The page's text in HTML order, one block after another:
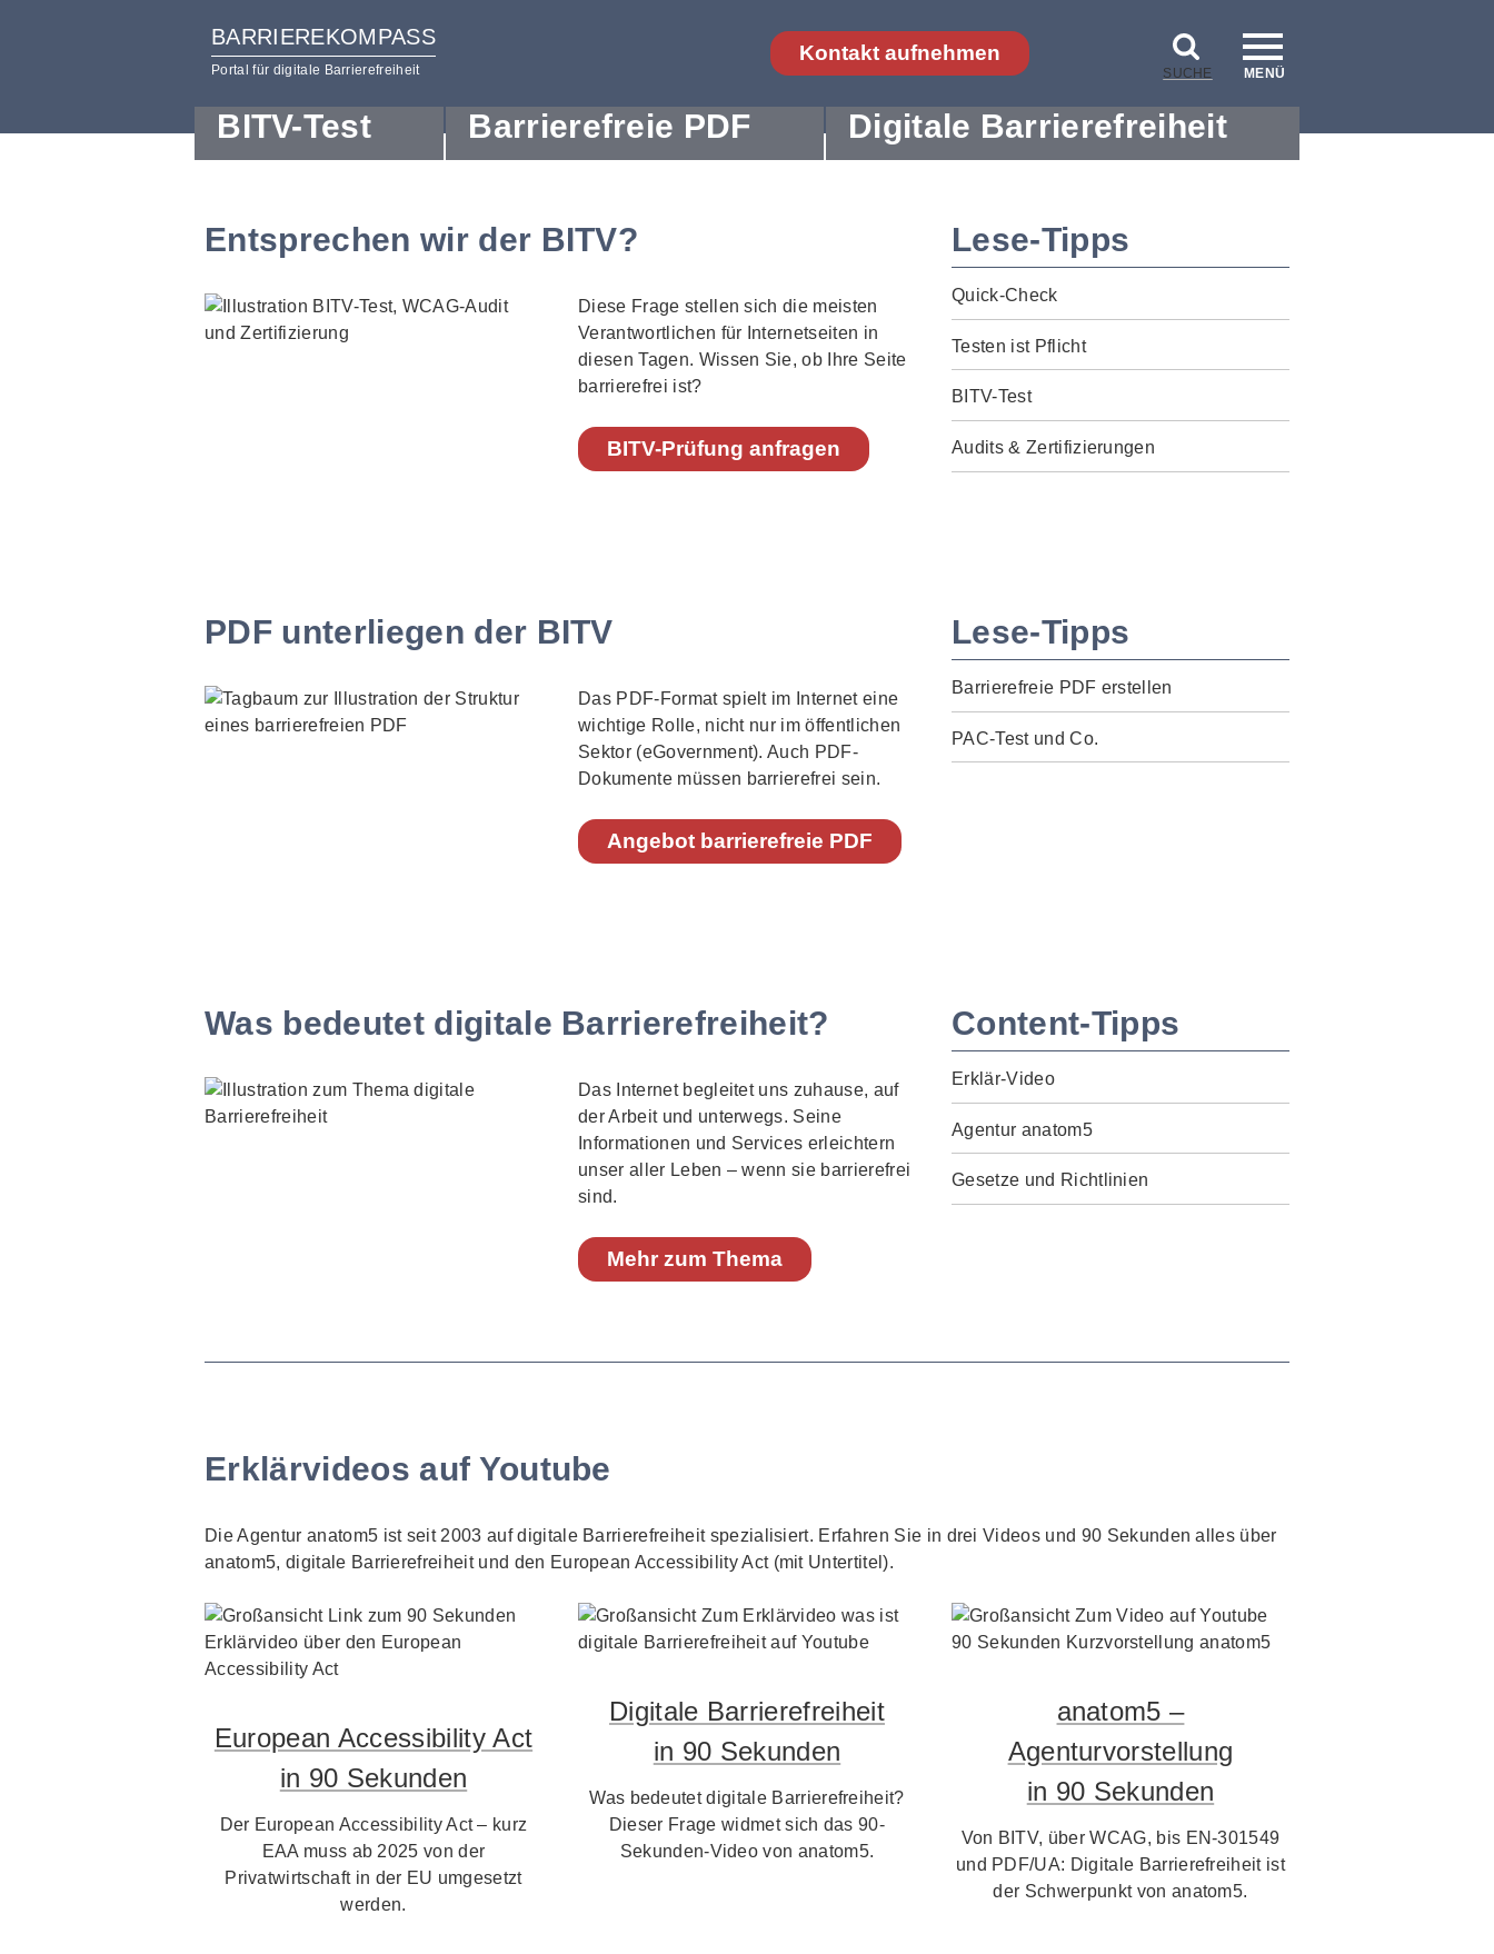
BARRIEREKOMPASS
Portal für digitale Barrierefreiheit
Kontakt aufnehmen
SUCHE MENÜ
BITV-Test Barrierefreie PDF Digitale Barrierefreiheit
Entsprechen wir der BITV?
Diese Frage stellen sich die meisten
Verantwortlichen für Internetseiten in
diesen Tagen. Wissen Sie, ob Ihre Seite
barrierefrei ist?
BITV-Prüfung anfragen
Lese-Tipps
Quick-Check
Testen ist Pflicht
BITV-Test
Audits & Zertifizierungen
PDF unterliegen der BITV
Das PDF-Format spielt im Internet eine
wichtige Rolle, nicht nur im öffentlichen
Sektor (eGovernment). Auch PDF-
Dokumente müssen barrierefrei sein.
Angebot barrierefreie PDF
Lese-Tipps
Barrierefreie PDF erstellen
PAC-Test und Co.
Was bedeutet digitale Barrierefreiheit?
Das Internet begleitet uns zuhause, auf
der Arbeit und unterwegs. Seine
Informationen und Services erleichtern
unser aller Leben – wenn sie barrierefrei
sind.
Mehr zum Thema
Content-Tipps
Erklär-Video
Agentur anatom5
Gesetze und Richtlinien
Erklärvideos auf Youtube
Die Agentur anatom5 ist seit 2003 auf digitale Barrierefreiheit spezialisiert. Erfahren Sie in drei Videos und 90 Sekunden alles über
anatom5, digitale Barrierefreiheit und den European Accessibility Act (mit Untertitel).
European Accessibility Act
in 90 Sekunden
Der European Accessibility Act – kurz
EAA muss ab 2025 von der
Privatwirtschaft in der EU umgesetzt
werden.
Digitale Barrierefreiheit
in 90 Sekunden
Was bedeutet digitale Barrierefreiheit?
Dieser Frage widmet sich das 90-
Sekunden-Video von anatom5.
anatom5 –
Agenturvorstellung
in 90 Sekunden
Von BITV, über WCAG, bis EN-301549
und PDF/UA: Digitale Barrierefreiheit ist
der Schwerpunkt von anatom5.